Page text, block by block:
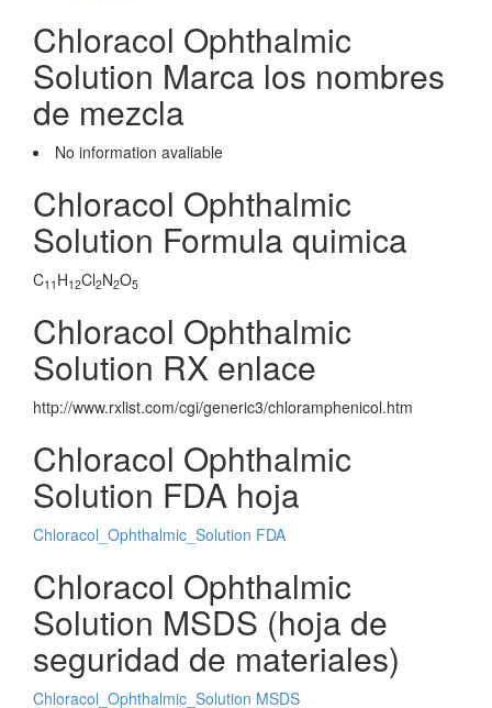
Chloracol Ophthalmic
Solution Marca los nombres
de mezcla
No information avaliable
Chloracol Ophthalmic
Solution Formula quimica
C11 H12Cl2N2O5
Chloracol Ophthalmic
Solution RX enlace
http://www.rxlist.com/cgi/generic3/chloramphenicol.htm
Chloracol Ophthalmic
Solution FDA hoja
Chloracol_Ophthalmic_Solution FDA
Chloracol Ophthalmic
Solution MSDS (hoja de
seguridad de materiales)
Chloracol_Ophthalmic_Solution MSDS